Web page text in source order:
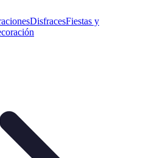
DisfracesFiestas y